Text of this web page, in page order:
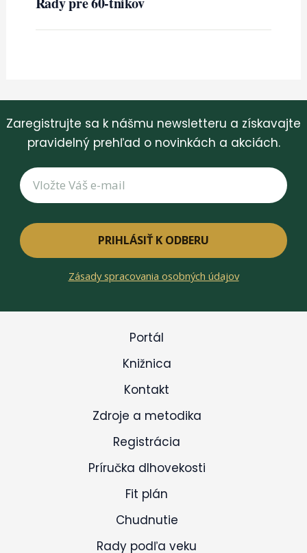
Zaregistrujte sa k nášmu newsletteru a získavajte
pravidelný prehľad o novinkách a akciách.
PRIHLÁSIŤ K ODBERU
Zásady spracovania osobných údajov
Portál
Knižnica
Kontakt
Zdroje a metodika
Registrácia
Príručka dlhovekosti
Fit plán
Chudnutie
Rady podľa veku